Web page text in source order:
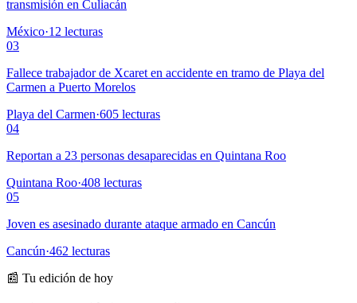
transmisión en Culiacán
México·12 lecturas
03
Fallece trabajador de Xcaret en accidente en tramo de Playa del
Carmen a Puerto Morelos
Playa del Carmen·605 lecturas
04
Reportan a 23 personas desaparecidas en Quintana Roo
Quintana Roo·408 lecturas
05
Joven es asesinado durante ataque armado en Cancún
Cancún·462 lecturas
📰 Tu edición de hoy